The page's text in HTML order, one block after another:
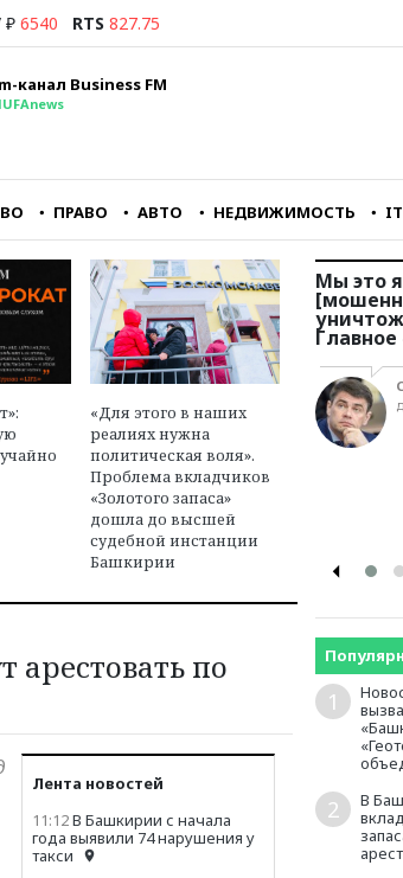
₽ 6540 RTS 827.75
канал Business FM
ПРАВО АВТО НЕДВИЖИМОСТЬ IT
«Для этого в наших
реалиях нужна
политическая воля».
Проблема вкладчиков
«Золотого запаса»
дошла до высшей
судебной инстанции
Башкирии
арестовать по
Лента новостей
11:12В Башкирии с начала
года выявили 74 нарушения у
такси
Если подумать, что
завтра, может, и не
наступит, то, может
быть, хотя бы машину
купить или фен Dyson
независимый
финансовый эксперт,
инвестор
Мы это
1
2
В